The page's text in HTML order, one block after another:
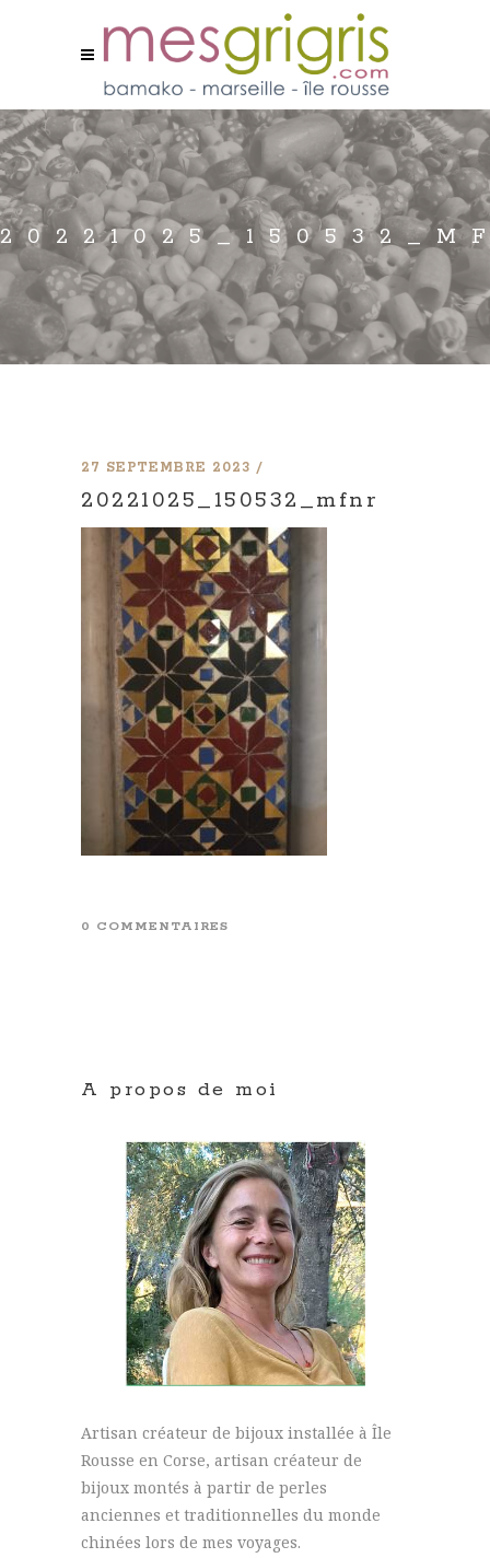
27 SEPTEMBRE 2023
20221025_150532_mfnr
0 COMMENTAIRES
A propos de moi
Artisan créateur de bijoux installée à Île
Rousse en Corse, artisan créateur de
bijoux montés à partir de perles
anciennes et traditionnelles du monde
chinées lors de mes voyages.